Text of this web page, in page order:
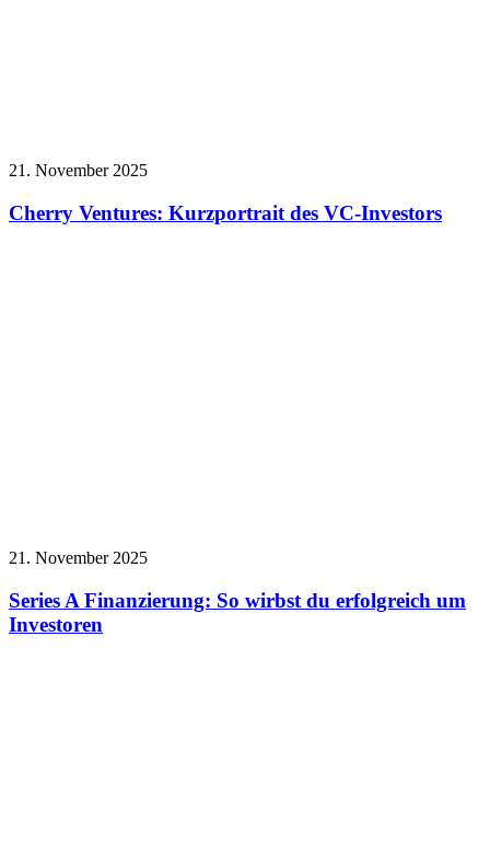
21. November 2025
Cherry Ventures: Kurzportrait des VC-Investors
21. November 2025
Series A Finanzierung: So wirbst du erfolgreich um
Investoren